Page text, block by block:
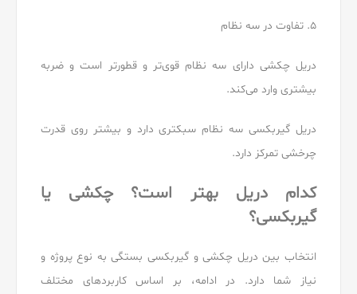
۵. تفاوت در سه نظام
دریل چکشی دارای سه نظام قوی‌تر و قطورتر است و ضربه
بیشتری وارد می‌کند.
دریل گیربکسی سه نظام سبکتری دارد و بیشتر روی قدرت
چرخشی تمرکز دارد.
کدام دریل بهتر است؟ چکشی یا
گیربکسی؟
انتخاب بین دریل چکشی و گیربکسی بستگی به نوع پروژه و
نیاز شما دارد. در ادامه، بر اساس کاربردهای مختلف